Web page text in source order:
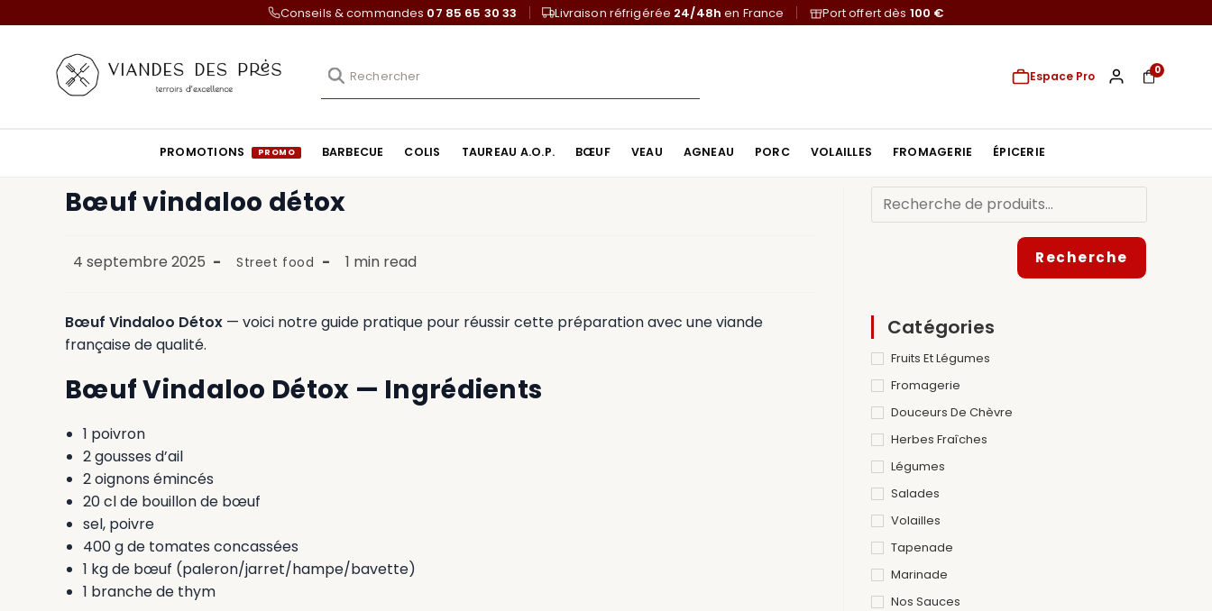
Conseils & commandes 07 85 65 30 33 Livraison réfrigérée 24/48h en France Port offert dès 100 €
Espace Pro 0
PROMOTIONS BARBECUE COLIS TAUREAU A.O.P. BŒUF VEAU AGNEAU PORC VOLAILLES FROMAGERIE ÉPICERIE
Bœuf vindaloo détox
4 septembre 2025 Street food 1 min read
Bœuf Vindaloo Détox — voici notre guide pratique pour réussir cette préparation avec une viande
française de qualité.
Bœuf Vindaloo Détox — Ingrédients
1 poivron
2 gousses d’ail
2 oignons émincés
20 cl de bouillon de bœuf
sel, poivre
400 g de tomates concassées
1 kg de bœuf (paleron/jarret/hampe/bavette)
1 branche de thym
Recherche
Catégories
Fruits Et Légumes
Fromagerie
Douceurs De Chèvre
Herbes Fraîches
Légumes
Salades
Volailles
Tapenade
Marinade
Nos Sauces